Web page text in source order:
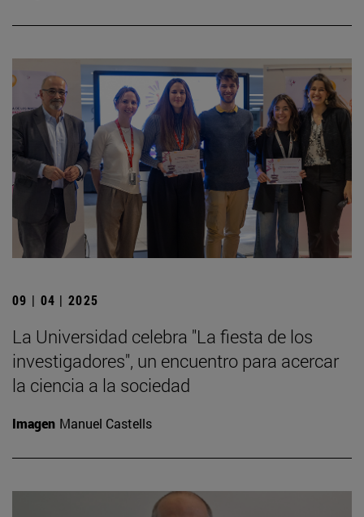
09 | 04 | 2025
La Universidad celebra "La fiesta de los
investigadores", un encuentro para acercar
la ciencia a la sociedad
Imagen Manuel Castells